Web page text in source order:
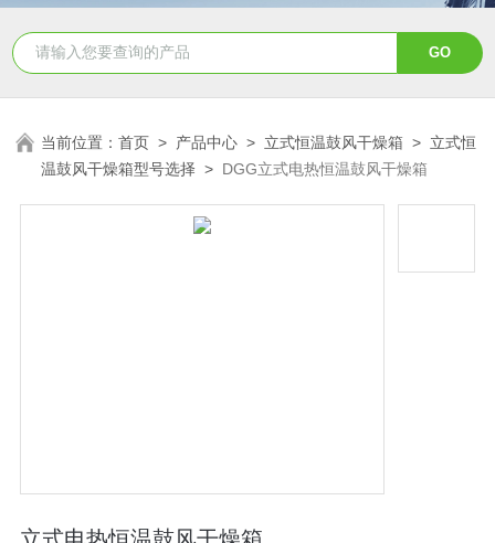
当前位置：首页 > 产品中心 > 立式恒温鼓风干燥箱 > 立式恒
温鼓风干燥箱型号选择 > DGG立式电热恒温鼓风干燥箱
立式电热恒温鼓风干燥箱